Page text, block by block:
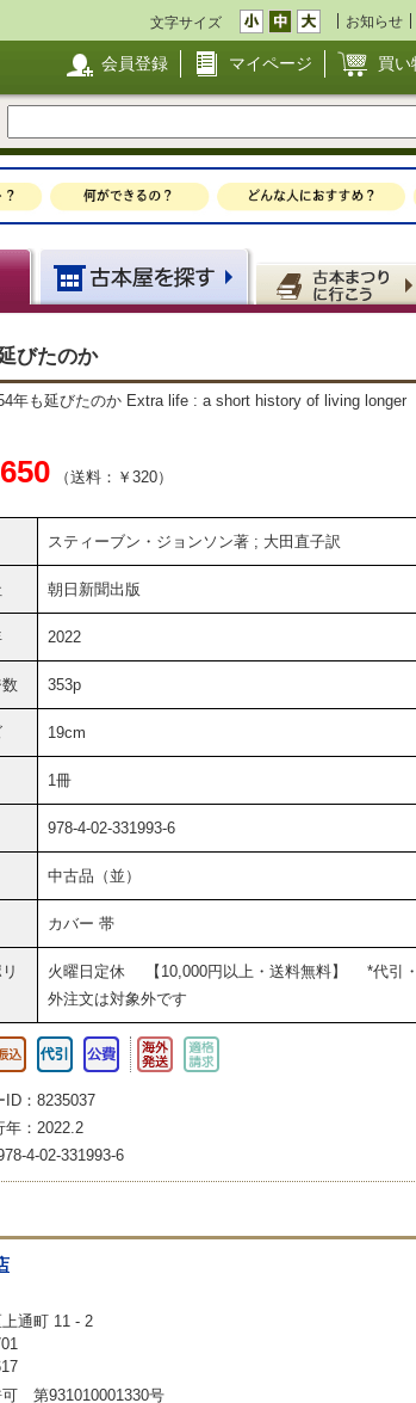
文字サイズ お知らせ
会員登録 マイページ 買い
びたのか
年も延びたのか Extra life : a short history of living longer
（送料：￥320）
スティーブン・ジョンソン著 ; 大田直子訳
朝日新聞出版
2022
353p
19cm
1冊
978-4-02-331993-6
中古品（並）
カバー 帯
火曜日定休 【10,000円以上・送料無料】 *代引
外注文は対象外です
ID：8235037
年：2022.2
4-02-331993-6
通町 11 - 2
可 第931010001330号